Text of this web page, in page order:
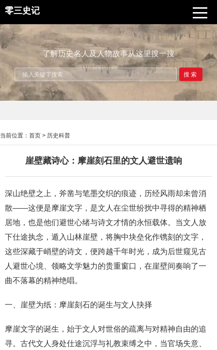
零三史记
了解历史名人及人物故事从这里搜一搜
搜索
当前位置： 首页 > 历史科普
崖壁藏诗心：摩崖刻石里的文人避世遗响
深山绝壁之上，斧凿与笔墨交织的痕迹，历经风雨却未曾消
散——这便是摩崖文字，是文人在尘世纷扰中寻得的精神栖
居地，也是他们避世心绪与诗文才情的永恒载体。当文人放
下仕途执念，遁入山林崖壁，将胸中块垒化作镌刻的文字，
这些深藏于峭壁的诗文，便跨越千年时光，成为后世窥见古
人避世心境、领略文学魅力的贵重窗口，在崖壁间奏响了一
曲不落幕的精神绝唱。
一、崖壁为纸：摩崖刻石的诞生与文人抉择
摩崖文字的诞生，始于文人对世俗的疏离与对精神自由的追
寻。古代文人身处仕途沉浮与礼教束缚之中，当官场失意、